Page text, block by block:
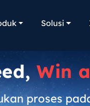
Solusi
Win
proses